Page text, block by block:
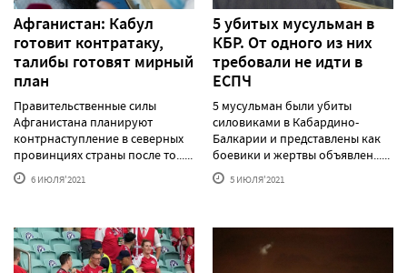
Афганистан: Кабул
готовит контратаку,
талибы готовят мирный
план
Правительственные силы
Афганистана планируют
контрнаступление в северных
провинциях страны после то......
6 ИЮЛЯ'2021
5 убитых мусульман в
КБР. От одного из них
требовали не идти в
ЕСПЧ
5 мусульман были убиты
силовиками в Кабардино-
Балкарии и представлены как
боевики и жертвы объявлен......
5 ИЮЛЯ'2021